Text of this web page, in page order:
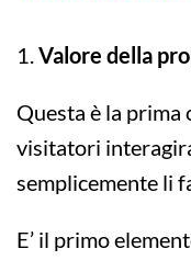
1.Valore della
Questa è la
visitatori
semplicemente li
E’ il primo